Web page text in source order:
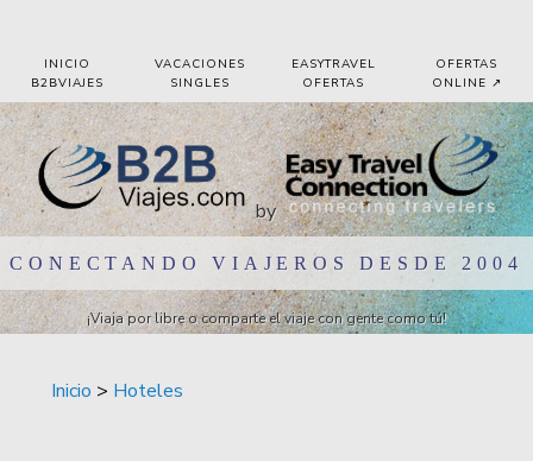
Pasar al contenido principal
OFERTAS
ONLINE ↗️
EASYTRAVEL
OFERTAS
VACACIONES
SINGLES
INICIO
B2BVIAJES
by
CONECTANDO VIAJEROS DESDE 2004
¡Viaja por libre o comparte el viaje con gente como tú!
Inicio > Hoteles